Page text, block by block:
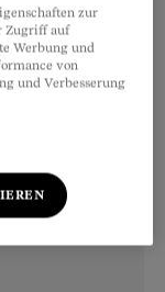
zur
Zugriff auf
Werbung und
von
und Verbesserung